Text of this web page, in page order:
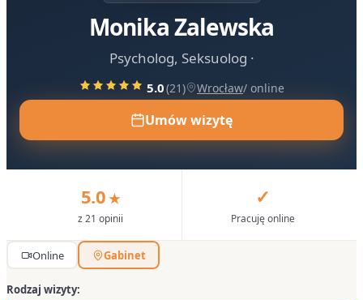
MonikaZalewska
Psycholog, Seksuolog ·
5.0(21) Wrocław/ online
Umów wizytę
5.0★
z 21 opinii
✓
Pracuję online
Online Gabinet
Rodzaj wizyty: